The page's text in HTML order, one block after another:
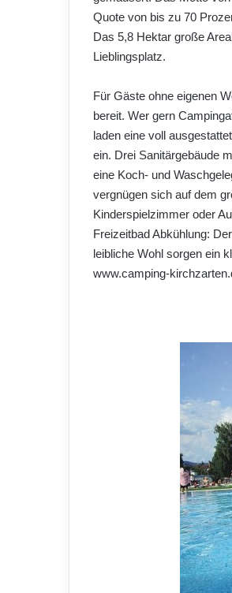
Quote von bis zu 70
Das 5,8 Hektar große
Lieblingsplatz.
Für Gäste ohne eigenen
bereit. Wer gern
laden eine voll
ein. Drei Sanitärgebäude
eine Koch- und
vergnügen sich auf dem
Kinderspielzimmer oder
Freizeitbad Abkühlung:
leibliche Wohl sorgen ein
www.camping-